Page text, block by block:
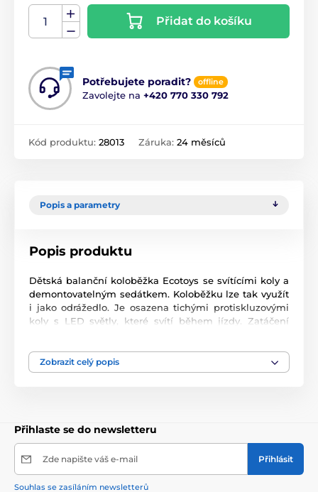
Přidat do košíku
Potřebujete poradit? offline
Zavolejte na +420 770 330 792
Kód produktu: 28013 Záruka: 24 měsíců
Popis a parametry
Popis produktu
Dětská balanční koloběžka Ecotoys se svítícími koly a
demontovatelným sedátkem. Koloběžku lze tak využít
i jako odrážedlo. Je osazena tichými protiskluzovými
koly s LED světly, které svítí během jízdy. Zatáčení
rukojeťí. V zadní části je umístěn blatník, který slouží
jako nožní brzda. Koloběžka je určenapro děti od 3 let
Zobrazit celý popis
Přihlaste se do newsletteru
Zde napište váš e-mail Přihlásit
Souhlas se zasíláním newsletterů